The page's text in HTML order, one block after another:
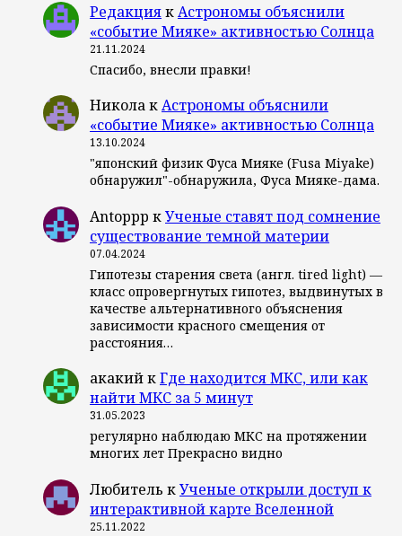
РедакциякАстрономы объяснили
«событие Мияке» активностью Солнца
21.11.2024
Спасибо, внесли правки!
НиколакАстрономы объяснили
«событие Мияке» активностью Солнца
13.10.2024
"японский физик Фуса Мияке (Fusa Miyake)
обнаружил"-обнаружила, Фуса Мияке-дама.
Antoppp кУченые ставят под сомнение
существование темной материи
07.04.2024
Гипотезы старения света (англ. tired light) —
класс опровергнутых гипотез, выдвинутых в
качестве альтернативного объяснения
зависимости красного смещения от
расстояния…
акакийкГде находится МКС, или как
найти МКС за 5 минут
31.05.2023
регулярно наблюдаю МКС на протяжении
многих лет Прекрасно видно
Любитель кУченые открыли доступ к
интерактивной карте Вселенной
25.11.2022